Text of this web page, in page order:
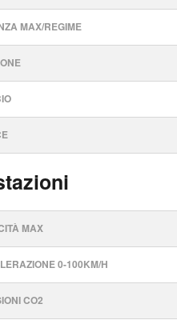
MAX/REGIME
MAX
0-100KM/H
CO2